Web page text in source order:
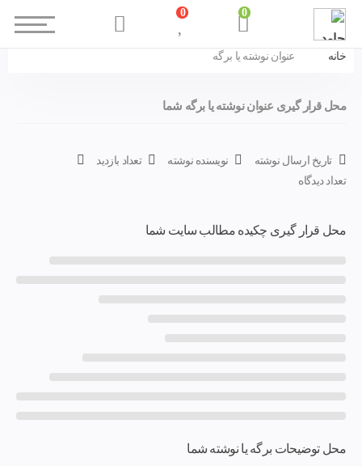
خانه عنوان نوشته یا برگه
محل قرار گیری عنوان نوشته یا برگه شما
تاریخ ارسال نوشته نویسنده نوشته
تعداد بازدید
تعداد دیدگاه
محل قرار گیری چکیده مطالب سایت شما
محل توضیحات برگه یا نوشته شما
0
0